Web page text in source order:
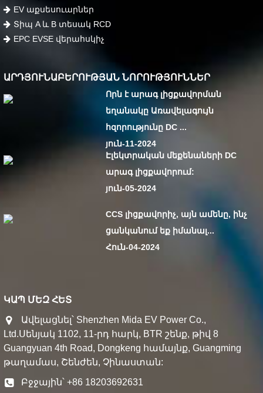
EV աքսեսուարներ
Տիպ A և B տեսակ RCD
EPC EVSE վերահսկիչ
ԱՐԴՅՈՒՆԱԲԵՐՈՒԹՅԱՆ ՆՈՐՈՒԹՅՈՒՆՆԵՐ
Որն է արագ լիցքավորման
եղանակը Առավելագույն
հզորությունը DC ...
յուն-11-2024
Էլեկտրական մեքենաների DC
արագ լիցքավորում:
յուն-05-2024
CCS լիցքավորիչ, այն ամենը, ինչ
ցանկանում եք իմանալ...
Հուն-04-2024
ԿԱՊ ՄԵԶ ՀԵՏ
Ավելացնել՝ Shenzhen Mida EV Power Co.,
Ltd.Սենյակ 1102, 11-րդ հարկ, BTR շենք, թիվ 8
Guangyuan 4th Road, Dongkeng համայնք, Guangming
թաղամաս, Շենժեն, Չինաստան:
Բջջային՝ +86 18203692631